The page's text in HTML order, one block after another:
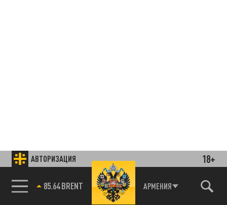
АВТОРИЗАЦИЯ 18+
85.64 BRENT АРМЕНИЯ